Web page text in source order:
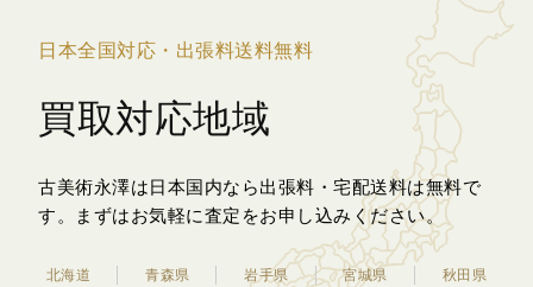
日本全国対応・出張料送料無料
買取対応地域
古美術永澤は日本国内なら出張料・宅配送料は無料で
す。
まずはお気軽に査定をお申し込みください。
北海道 青森県 岩手県 宮城県
秋田県